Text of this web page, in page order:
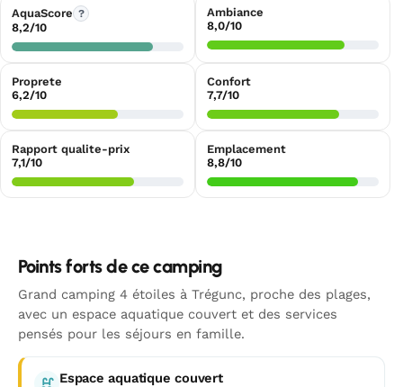
AquaScore ?
8,2/10
Ambiance
8,0/10
Proprete
6,2/10
Confort
7,7/10
Rapport qualite-prix
7,1/10
Emplacement
8,8/10
Points forts de ce camping
Grand camping 4 étoiles à Trégunc, proche des plages,
avec un espace aquatique couvert et des services
pensés pour les séjours en famille.
Espace aquatique couvert